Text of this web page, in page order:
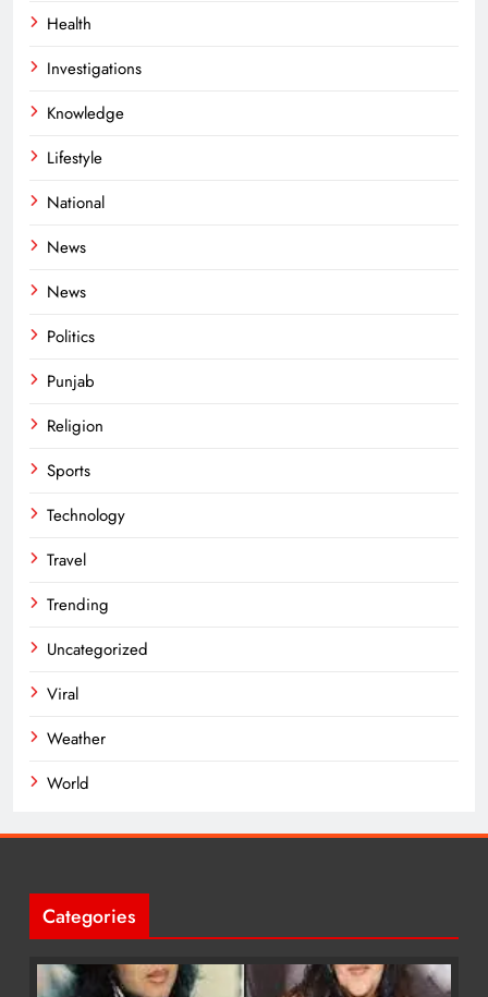
Health
Investigations
Knowledge
Lifestyle
National
News
News
Politics
Punjab
Religion
Sports
Technology
Travel
Trending
Uncategorized
Viral
Weather
World
Categories